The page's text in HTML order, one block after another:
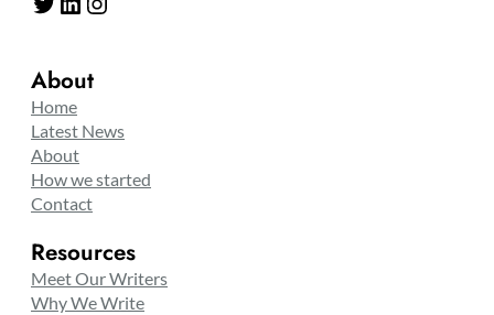
About
Home
Latest News
About
How we started
Contact
Resources
Meet Our Writers
Why We Write